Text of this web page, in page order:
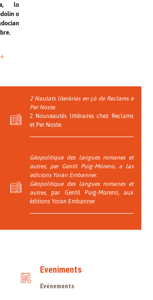
lo
o
2 Nautats literàrias en çò de Reclams e
Per Noste.
2 Nouveautés littéraires chez Reclams
et Per Noste.
Géopolitique des langues romanes et
autres, per Gentil Puig-Moreno, a las
edicions Yoran Embanner.
Géopolitique des langues romanes et
autres, par Gentil Puig-Moreno, aux
éditions Yoran Embanner
Eveniments
Événements